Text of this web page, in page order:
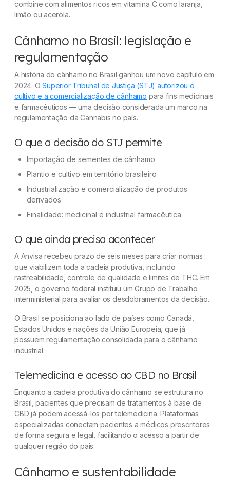
combine com alimentos ricos em vitamina C como laranja,
limão ou acerola.
Cânhamo no Brasil: legislação e
regulamentação
A história do cânhamo no Brasil ganhou um novo capítulo em
2024. OSuperior Tribunal de Justiça (STJ) autorizou o
cultivo e a comercialização de cânhamo para fins medicinais
e farmacêuticos — uma decisão considerada um marco na
regulamentação da Cannabis no país.
O que a decisão do STJ permite
Importação de sementes de cânhamo
Plantio e cultivo em território brasileiro
Industrialização e comercialização de produtos
derivados
Finalidade: medicinal e industrial farmacêutica
O que ainda precisa acontecer
A Anvisa recebeu prazo de seis meses para criar normas
que viabilizem toda a cadeia produtiva, incluindo
rastreabilidade, controle de qualidade e limites de THC. Em
2025, o governo federal instituiu um Grupo de Trabalho
interministerial para avaliar os desdobramentos da decisão.
O Brasil se posiciona ao lado de países como Canadá,
Estados Unidos e nações da União Europeia, que já
possuem regulamentação consolidada para o cânhamo
industrial.
Telemedicina e acesso ao CBD no Brasil
Enquanto a cadeia produtiva do cânhamo se estrutura no
Brasil, pacientes que precisam de tratamentos à base de
CBD já podem acessá-los por telemedicina. Plataformas
especializadas conectam pacientes a médicos prescritores
de forma segura e legal, facilitando o acesso a partir de
qualquer região do país.
Cânhamo e sustentabilidade